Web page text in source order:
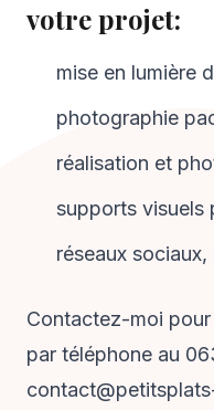
votre projet:
mise en lumière
photographie
réalisation et
supports visuels
réseaux
Contactez-moi
par téléphone au